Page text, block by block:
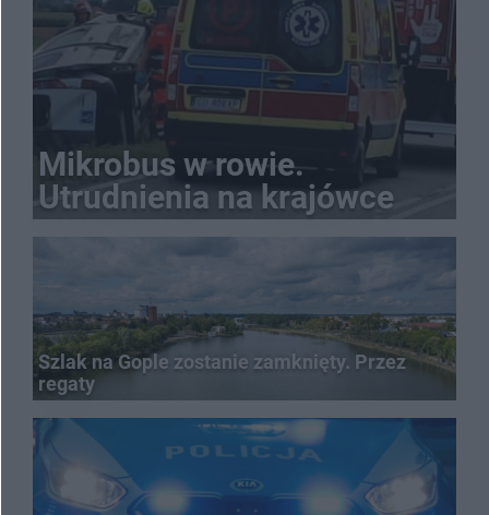
Mikrobus w rowie.
Utrudnienia na krajówce
Szlak na Gople zostanie zamknięty. Przez
regaty